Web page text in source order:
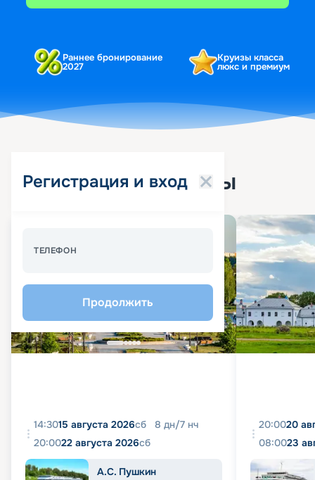
Раннее бронирование
2027
Круизы класса
люкс и премиум
Регистрация и вход
ТЕЛЕФОН
Продолжить
Популярные круизы
14:3015 августа 2026сб 8 дн/7 нч
20:0022 августа 2026сб
А.С. Пушкин
20:0020
08:0023